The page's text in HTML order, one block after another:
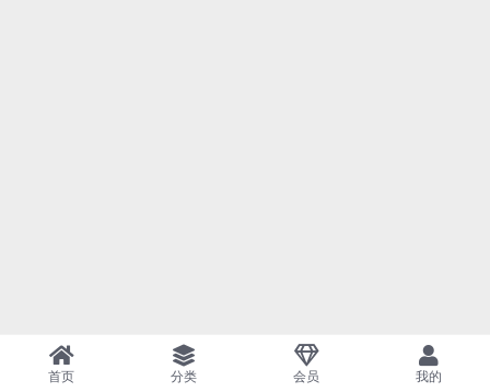
首页 分类 会员 我的